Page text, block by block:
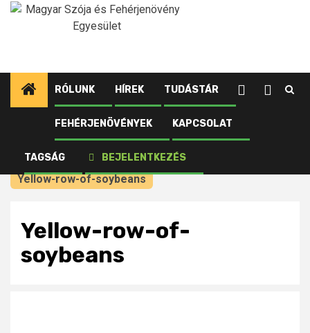
Ugrás
RÓLUNK HÍREK TUDÁSTÁR
FEHÉRJENÖVÉNYEK KAPCSOLAT
TAGSÁG BEJELENTKEZÉS
Kezdőlap
Újdonságok tagjainknak
számára
Yellow-row-of-soybeans
Yellow-row-of-
soybeans